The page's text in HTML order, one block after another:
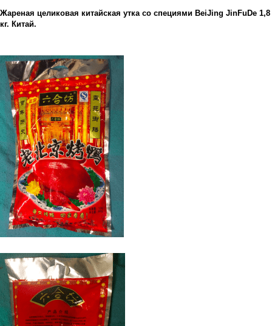
Жареная целиковая китайская утка со специями BeiJing JinFuDe 1,8
кг. Китай.